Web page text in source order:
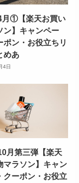
月①【楽天お買い
ン】キャンペー
ポン・お役立ちリ
めあ
4日
月第三弾【楽天
マラソン】キャン
クーポン・お役立